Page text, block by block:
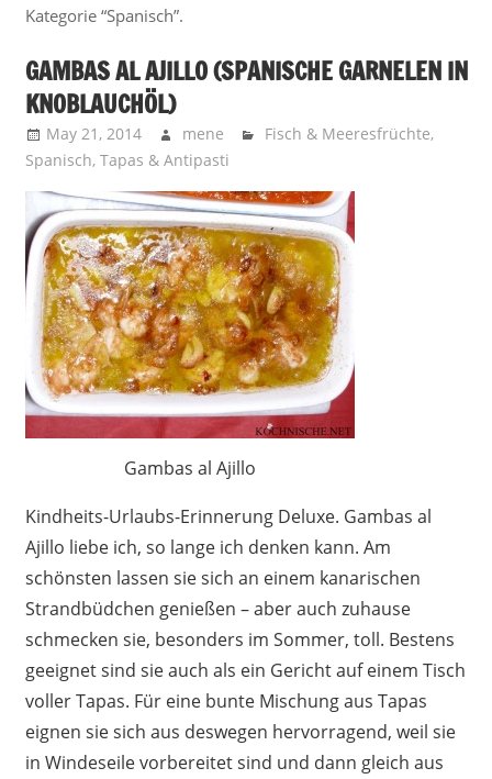
Kategorie “Spanisch”.
GAMBAS AL AJILLO (SPANISCHE GARNELEN IN
KNOBLAUCHÖL)
May 21, 2014 mene Fisch & Meeresfrüchte,
Spanisch, Tapas & Antipasti
Gambas al Ajillo
Kindheits-Urlaubs-Erinnerung Deluxe. Gambas al
Ajillo liebe ich, so lange ich denken kann. Am
schönsten lassen sie sich an einem kanarischen
Strandbüdchen genießen – aber auch zuhause
schmecken sie, besonders im Sommer, toll. Bestens
geeignet sind sie auch als ein Gericht auf einem Tisch
voller Tapas. Für eine bunte Mischung aus Tapas
eignen sie sich aus deswegen hervorragend, weil sie
in Windeseile vorbereitet sind und dann gleich aus